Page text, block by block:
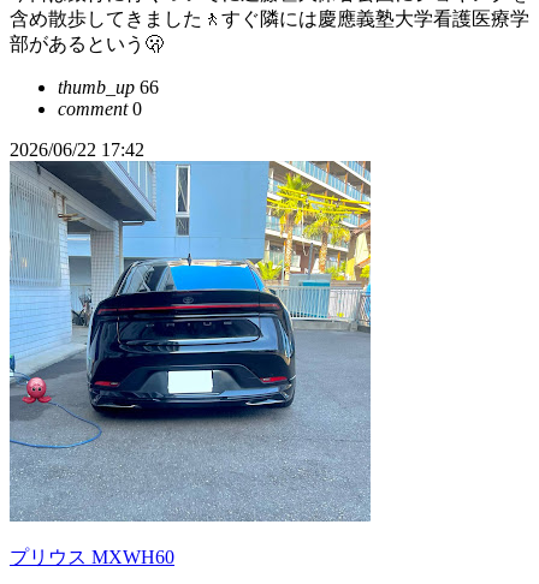
含め散歩してきました🚶すぐ隣には慶應義塾大学看護医療学
部があるという🫢
thumb_up 66
comment0
2026/06/22 17:42
プリウス MXWH60